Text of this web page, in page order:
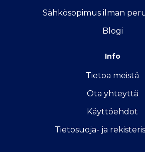
Sähkösopimus ilman
Blogi
Info
Tietoa meistä
Ota yhteyttä
Käyttöehdot
Tietosuoja- ja